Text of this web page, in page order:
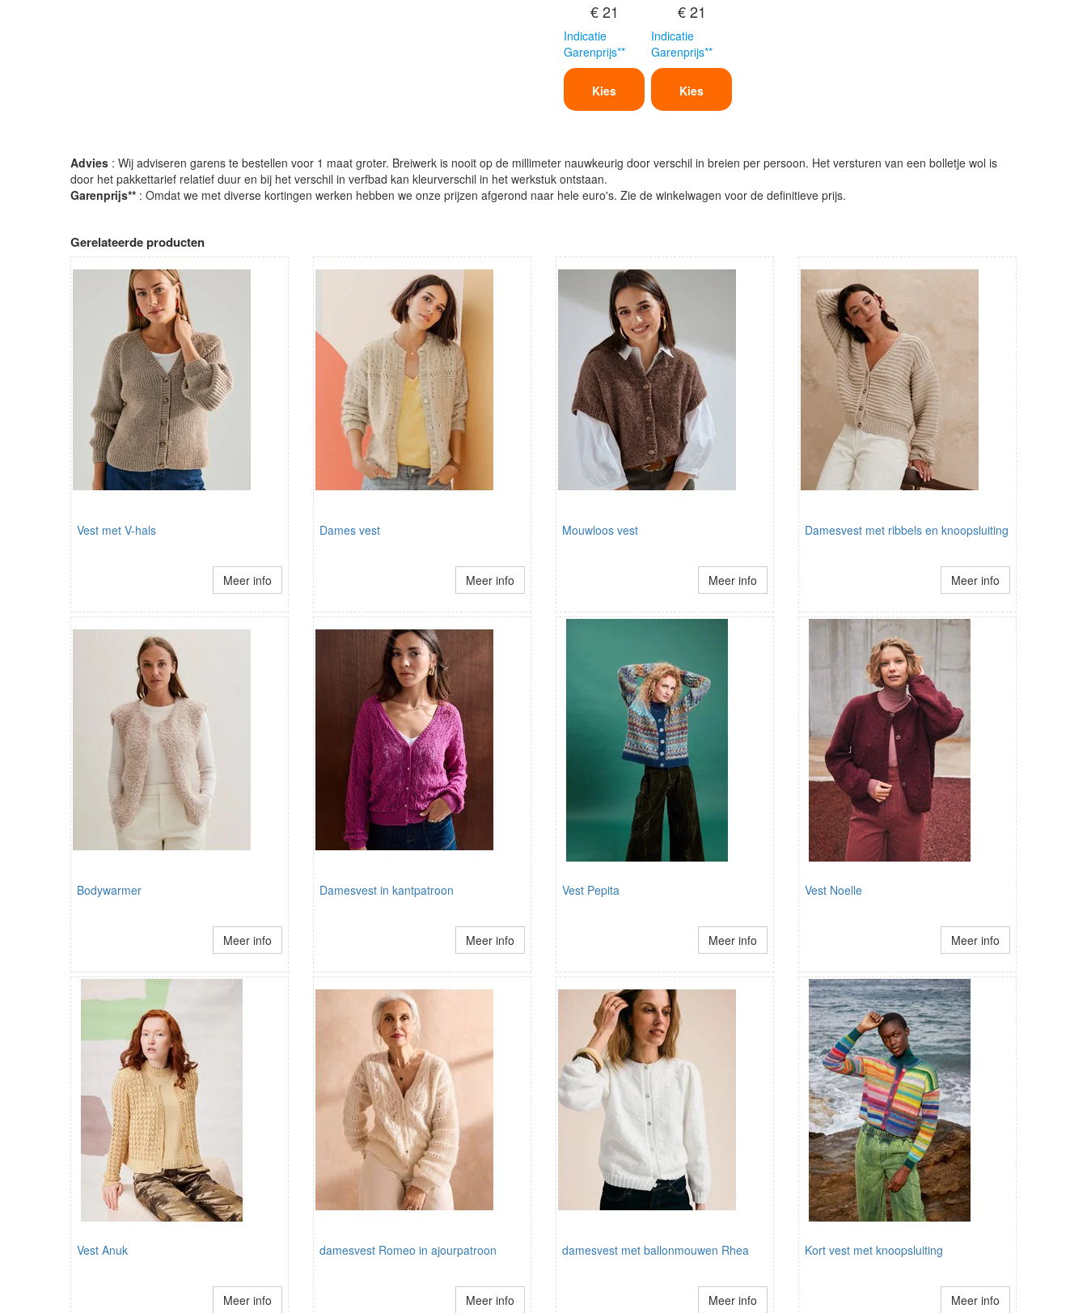
€ 21
Indicatie
Garenprijs**
Kies
€ 21
Indicatie
Garenprijs**
Kies
Advies : Wij adviseren garens te bestellen voor 1 maat groter. Breiwerk is nooit op de millimeter nauwkeurig door verschil in breien per persoon. Het versturen van een bolletje wol is
door het pakkettarief relatief duur en bij het verschil in verfbad kan kleurverschil in het werkstuk ontstaan.
Garenprijs** : Omdat we met diverse kortingen werken hebben we onze prijzen afgerond naar hele euro's. Zie de winkelwagen voor de definitieve prijs.
Gerelateerde producten
Vest met V-hals
Meer info
Dames vest
Meer info
Mouwloos vest
Meer info
Damesvest met ribbels en knoopsluiting
Meer info
Bodywarmer
Meer info
Damesvest in kantpatroon
Meer info
Vest Pepita
Meer info
Vest Noelle
Meer info
Vest Anuk
Meer info
damesvest Romeo in ajourpatroon
Meer info
damesvest met ballonmouwen Rhea
Meer info
Kort vest met knoopsluiting
Meer info